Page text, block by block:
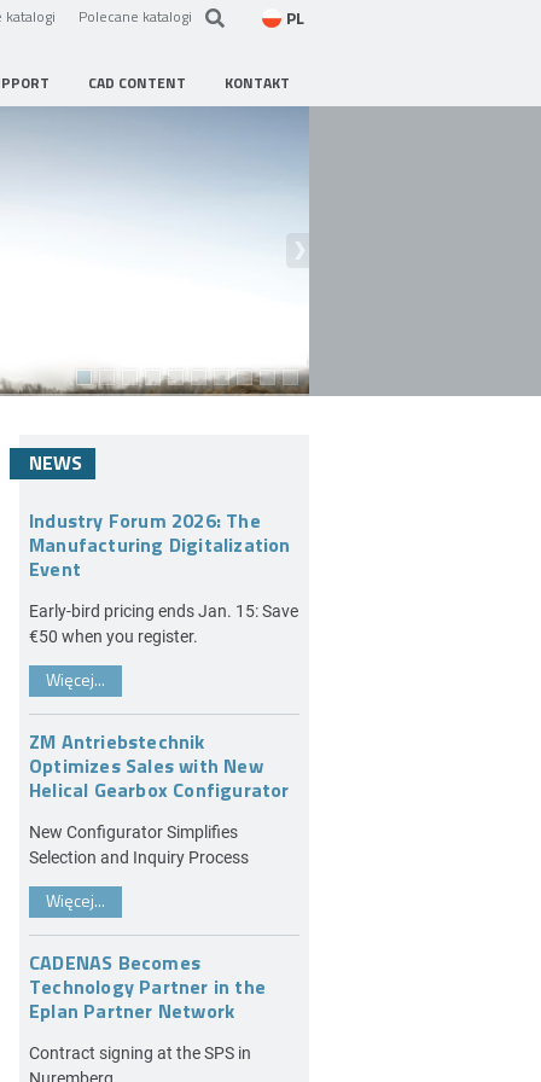
katalogi Polecane katalogi PL
CAD CONTENT KONTAKT
NEWS
Industry Forum 2026: The
Manufacturing Digitalization
Event
Early-bird pricing ends Jan. 15: Save
€50 when you register.
Więcej...
ZM Antriebstechnik
Optimizes Sales with New
Helical Gearbox Configurator
New Configurator Simplifies
Selection and Inquiry Process
Więcej...
CADENAS Becomes
Technology Partner in the
Eplan Partner Network
Contract signing at the SPS in